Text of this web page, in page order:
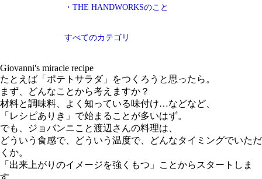
・THE HANDWORKSのこと
すべてのカテゴリ
Giovanni's miracle recipe
たとえば「ポテトサラダ」をつくろうと思ったら。
まず、どんなことから考えますか？
材料と調味料、よく知っている味付け…などなど、
「レシピありき」で始まることが多いはず。
でも、ジョバンニこと渡辺さんの料理は、
どういう食感で、どういう温度で、どんなタイミングでいただ
くか。
「出来上がりのイメージを強くもつ」ことからスタートしま
す。